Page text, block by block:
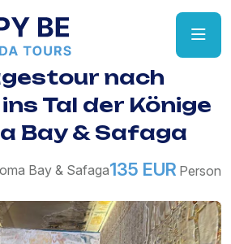
nach
Tal der Könige
Bay & Safaga
Bay & Safaga135 EUR Person